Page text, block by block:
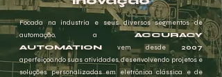
Focada na industria e seus diversos segmentos de
automação, aACCURACY
AUTOMATION vem desde 2007
aperfeiçoando suas atividades, desenvolvendo projetos e
soluções personalizadas em eletrônica clássica e de